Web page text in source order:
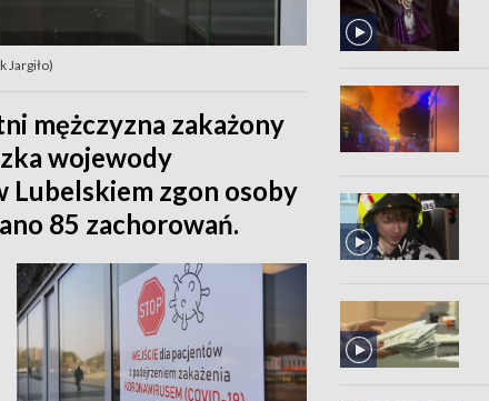
Jargiło)
mężczyzna zakażony
wojewody
Lubelskiem zgon osoby
85 zachorowań.